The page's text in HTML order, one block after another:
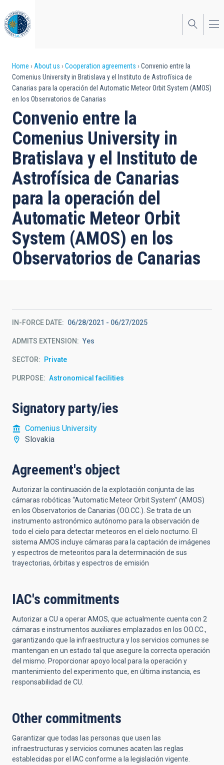
to
main
content
Breadcrumb
Home About us Cooperation agreements
Convenio entre la
Comenius University in Bratislava y el Instituto de Astrofísica de
Canarias para la operación del Automatic Meteor Orbit System (AMOS)
en los Observatorios de Canarias
Convenio entre la
Comenius University in
Bratislava y el Instituto de
Astrofísica de Canarias
para la operación del
Automatic Meteor Orbit
System (AMOS) en los
Observatorios de Canarias
IN-FORCE DATE 06/28/2021 - 06/27/2025
ADMITS EXTENSION Yes
SECTOR Private
PURPOSE Astronomical facilities
Signatory party/ies
Comenius University
Slovakia
Agreement's object
Autorizar la continuación de la explotación conjunta de las
cámaras robóticas “Automatic Meteor Orbit System” (AMOS)
en los Observatorios de Canarias (OO.CC.). Se trata de un
instrumento astronómico autónomo para la observación de
todo el cielo para detectar meteoros en el cielo nocturno. El
sistema AMOS incluye cámaras para la captación de imágenes
y espectros de meteoritos para la determinación de sus
trayectorias, órbitas y espectros de emisión
IAC's commitments
Autorizar a CU a operar AMOS, que actualmente cuenta con 2
cámaras e instrumentos auxiliares emplazados en los OO.CC.,
garantizando que la infraestructura y los servicios comunes se
mantengan en un estado tal que asegure la correcta operación
del mismo. Proporcionar apoyo local para la operación y
mantenimiento del experimento que, en última instancia, es
responsabilidad de CU.
Other commitments
Garantizar que todas las personas que usen las
infraestructuras y servicios comunes acaten las reglas
establecidas por el IAC conforme a la legislación vigente.